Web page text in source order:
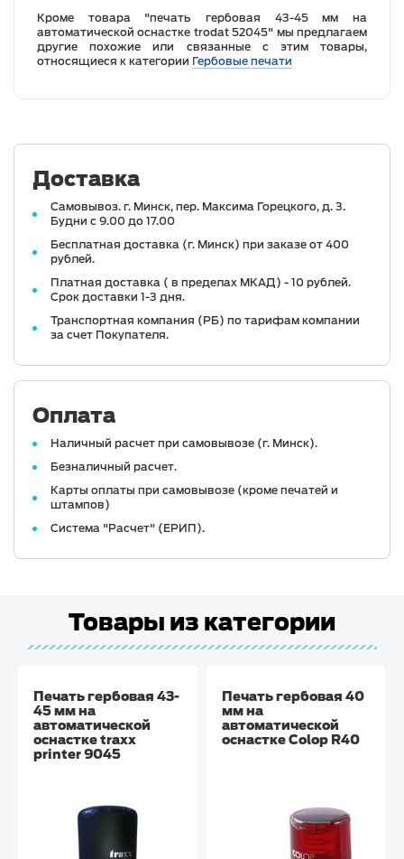
Кроме товара "печать гербовая 43-45 мм на
автоматической оснастке trodat 52045" мы предлагаем
другие похожие или связанные с этим товары,
относящиеся к категории Гербовые печати
Доставка
Самовывоз. г. Минск, пер. Максима Горецкого, д. 3.
Будни с 9.00 до 17.00
Бесплатная доставка (г. Минск) при заказе от 400
рублей.
Платная доставка ( в пределах МКАД) - 10 рублей.
Срок доставки 1-3 дня.
Транспортная компания (РБ) по тарифам компании
за счет Покупателя.
Оплата
Наличный расчет при самовывозе (г. Минск).
Безналичный расчет.
Карты оплаты при самовывозе (кроме печатей и
штампов)
Система "Расчет" (ЕРИП).
Товары из категории
Печать гербовая 43-
45 мм на
автоматической
оснастке traxx
printer 9045
Печать гербовая 40
мм на
автоматической
оснастке Colop R40